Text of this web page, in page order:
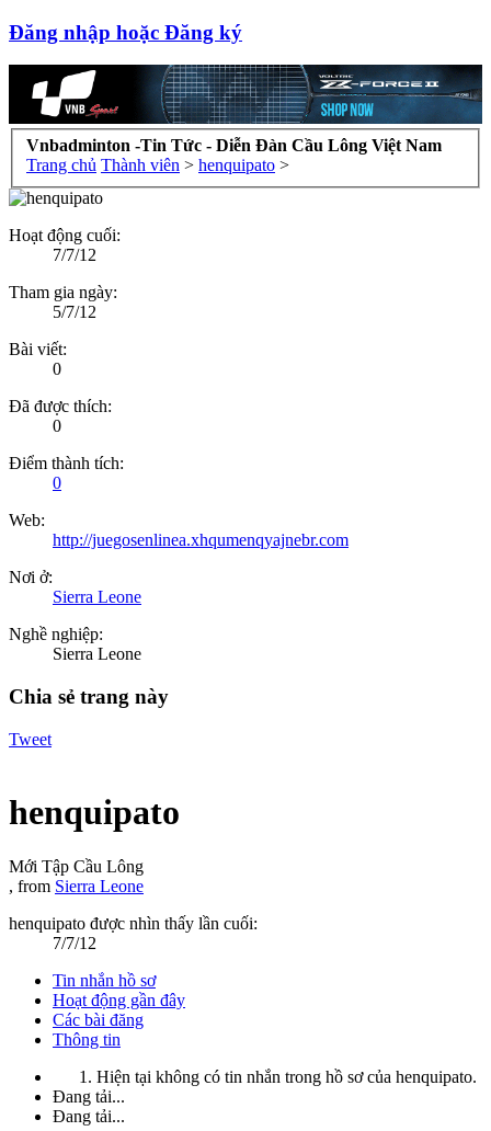
Đăng nhập hoặc Đăng ký
Vnbadminton -Tin Tức - Diễn Đàn Cầu Lông Việt Nam
Trang chủ Thành viên > henquipato >
Hoạt động cuối:
7/7/12
Tham gia ngày:
5/7/12
Bài viết:
0
Đã được thích:
0
Điểm thành tích:
0
Web:
http://juegosenlinea.xhqumenqyajnebr.com
Nơi ở:
Sierra Leone
Nghề nghiệp:
Sierra Leone
Chia sẻ trang này
Tweet
henquipato
Mới Tập Cầu Lông
, from Sierra Leone
henquipato được nhìn thấy lần cuối:
7/7/12
Tin nhắn hồ sơ
Hoạt động gần đây
Các bài đăng
Thông tin
Hiện tại không có tin nhắn trong hồ sơ của henquipato.
Đang tải...
Đang tải...